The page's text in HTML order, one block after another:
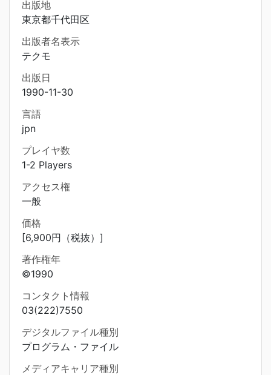
出版地
東京都千代田区
出版者名表示
テクモ
出版日
1990-11-30
言語
jpn
プレイヤ数
1-2 Players
アクセス権
一般
価格
[6,900円（税抜）]
著作権年
©1990
コンタクト情報
03(222)7550
デジタルファイル種別
プログラム・ファイル
メディアキャリア種別